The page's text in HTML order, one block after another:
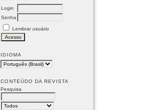
Login
Senha
Lembrar usuário
IDIOMA
CONTEÚDO DA REVISTA
Pesquisa